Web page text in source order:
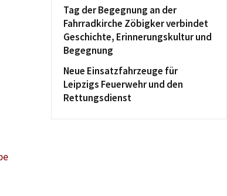
Tag der Begegnung an der
Fahrradkirche Zöbigker verbindet
Geschichte, Erinnerungskultur und
Begegnung
Neue Einsatzfahrzeuge für
Leipzigs Feuerwehr und den
Rettungsdienst